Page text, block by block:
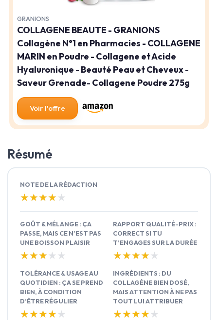
GRANIONS
COLLAGENE BEAUTE - GRANIONS
Collagène N°1 en Pharmacies - COLLAGENE
MARIN en Poudre - Collagene et Acide
Hyaluronique - Beauté Peau et Cheveux -
Saveur Grenade- Collagene Poudre 275g
Voir l'offre
Résumé
NOTE DE LA RÉDACTION
★★★★★
★★★★★
GOÛT & MÉLANGE : ÇA
PASSE, MAIS CE N’EST PAS
UNE BOISSON PLAISIR
★★★★★
★★★★★
RAPPORT QUALITÉ-PRIX :
CORRECT SI TU
T’ENGAGES SUR LA DURÉE
★★★★★
★★★★★
TOLÉRANCE & USAGE AU
QUOTIDIEN : ÇA SE PREND
BIEN, À CONDITION
D’ÊTRE RÉGULIER
★★★★★
★★★★★
INGRÉDIENTS : DU
COLLAGÈNE BIEN DOSÉ,
MAIS ATTENTION À NE PAS
TOUT LUI ATTRIBUER
★★★★★
★★★★★